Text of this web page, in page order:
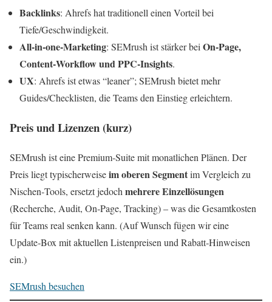
Backlinks: Ahrefs hat traditionell einen Vorteil bei
Tiefe/Geschwindigkeit.
All‑in‑one‑Marketing: SEMrush ist stärker beiOn‑Page,
Content‑Workflow und PPC‑Insights.
UX: Ahrefs ist etwas “leaner”; SEMrush bietet mehr
Guides/Checklisten, die Teams den Einstieg erleichtern.
Preis und Lizenzen (kurz)
SEMrush ist eine Premium‑Suite mit monatlichen Plänen. Der
Preis liegt typischerweiseim oberen Segmentim Vergleich zu
Nischen‑Tools, ersetzt jedoch mehrere Einzellösungen
(Recherche, Audit, On‑Page, Tracking) – was die Gesamtkosten
für Teams real senken kann. (Auf Wunsch fügen wir eine
Update‑Box mit aktuellen Listenpreisen und Rabatt‑Hinweisen
ein.)
SEMrush besuchen